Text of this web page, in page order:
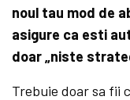
noul tau mod de
asigure ca esti
doar „niste
Trebuie doar sa fii